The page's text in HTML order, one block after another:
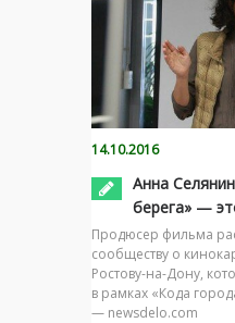
14.10.2016
Анна
берега» —
Продюсер фильма
сообществу о
Ростову-на-Дону,
в рамках «Кода
— newsdelo.com